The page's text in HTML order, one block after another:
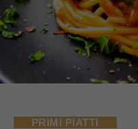
PRIMI PIATTI